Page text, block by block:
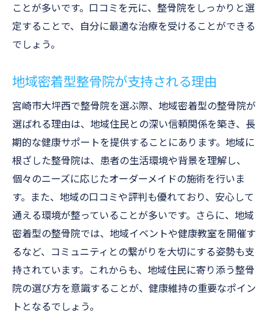
ことが多いです。口コミを元に、整骨院をしっかりと選
定することで、自分に最適な治療を受けることができる
でしょう。
地域密着型整骨院が支持される理由
宮崎市大坪西で整骨院を選ぶ際、地域密着型の整骨院が
選ばれる理由は、地域住民との深い信頼関係を築き、長
期的な健康サポートを提供することにあります。地域に
根ざした整骨院は、患者の生活環境や背景を理解し、
個々のニーズに応じたオーダーメイドの施術を行いま
す。また、地域の口コミや評判も優れており、安心して
通える環境が整っていることが多いです。さらに、地域
密着型の整骨院では、地域イベントや健康教室を開催す
るなど、コミュニティとの繋がりを大切にする姿勢も支
持されています。これからも、地域住民に寄り添う整骨
院の選び方を意識することが、健康維持の重要なポイン
トとなるでしょう。